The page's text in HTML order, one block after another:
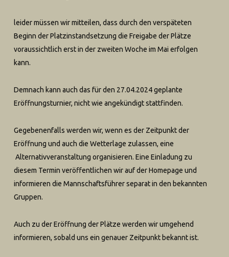
leider müssen wir mitteilen, dass durch den verspäteten
Beginn der Platzinstandsetzung die Freigabe der Plätze
voraussichtlich erst in der zweiten Woche im Mai erfolgen
kann.
Demnach kann auch das für den 27.04.2024 geplante
Eröffnungsturnier, nicht wie angekündigt stattfinden.
Gegebenenfalls werden wir, wenn es der Zeitpunkt der
Eröffnung und auch die Wetterlage zulassen, eine
Alternativveranstaltung organisieren. Eine Einladung zu
diesem Termin veröffentlichen wir auf der Homepage und
informieren die Mannschaftsführer separat in den bekannten
Gruppen.
Auch zu der Eröffnung der Plätze werden wir umgehend
informieren, sobald uns ein genauer Zeitpunkt bekannt ist.